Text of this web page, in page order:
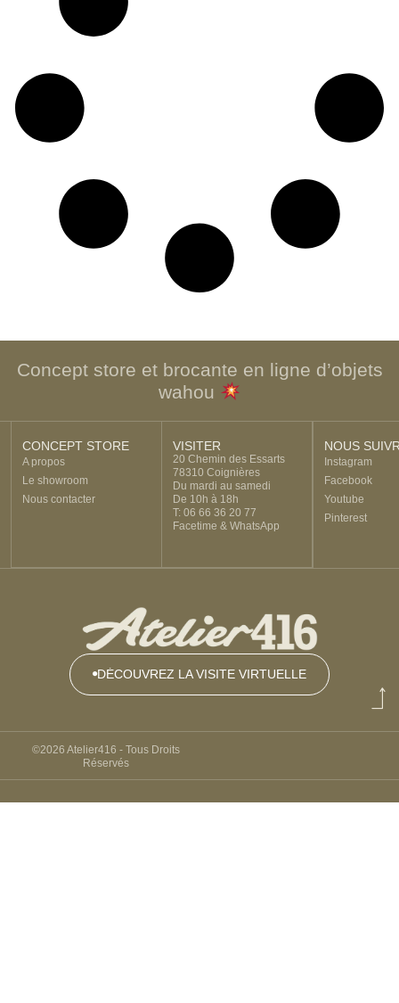
Concept store et brocante en ligne d’objets
wahou
CONCEPT STORE
A propos
Le showroom
Nous contacter
VISITER
20 Chemin des Essarts
78310 Coignières
Du mardi au samedi
De 10h à 18h
T: 06 66 36 20 77
Facetime & WhatsApp
NOUS
Instagram
Facebook
Youtube
Pinterest
DÉCOUVREZ LA VISITE VIRTUELLE
©2026 Atelier416 - Tous Droits
Réservés